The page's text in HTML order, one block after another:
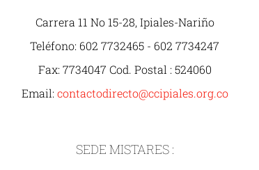
Carrera 11 No 15-28, Ipiales-Nariño
Teléfono: 602 7732465 - 602 7734247
Fax: 7734047 Cod. Postal : 524060
Email: contactodirecto@ccipiales.org.co
SEDE MISTARES :